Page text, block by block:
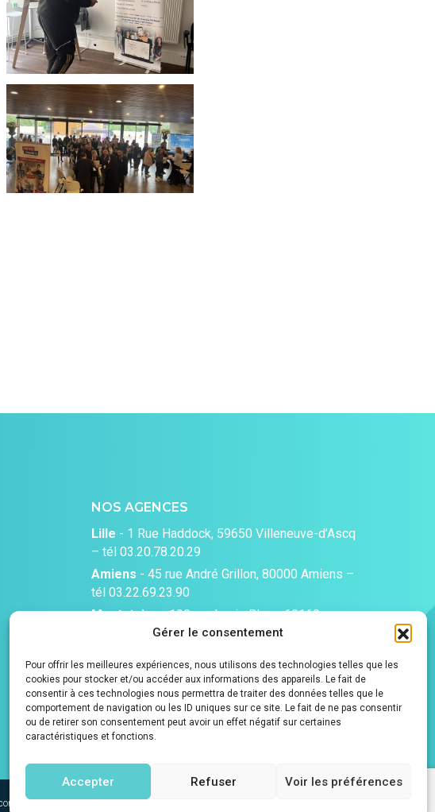
Gérer le consentement
Pour offrir les meilleures expériences, nous utilisons des technologies telles que les
cookies pour stocker et/ou accéder aux informations des appareils. Le fait de
consentir à ces technologies nous permettra de traiter des données telles que le
comportement de navigation ou les ID uniques sur ce site. Le fait de ne pas consentir
ou de retirer son consentement peut avoir un effet négatif sur certaines
caractéristiques et fonctions.
Accepter Refuser Voir les préférences
NOS AGENCES
Lille - 1 Rue Haddock, 59650 Villeneuve-d’Ascq
– tél 03.20.78.20.29
Amiens - 45 rue André Grillon, 80000 Amiens –
tél 03.22.69.23.90
Montataire- 100 rue Louis Blanc, 60160
Dunkerque
Arras-Lens- 14 rue des rosati 62000 Arras
-Mentions légales